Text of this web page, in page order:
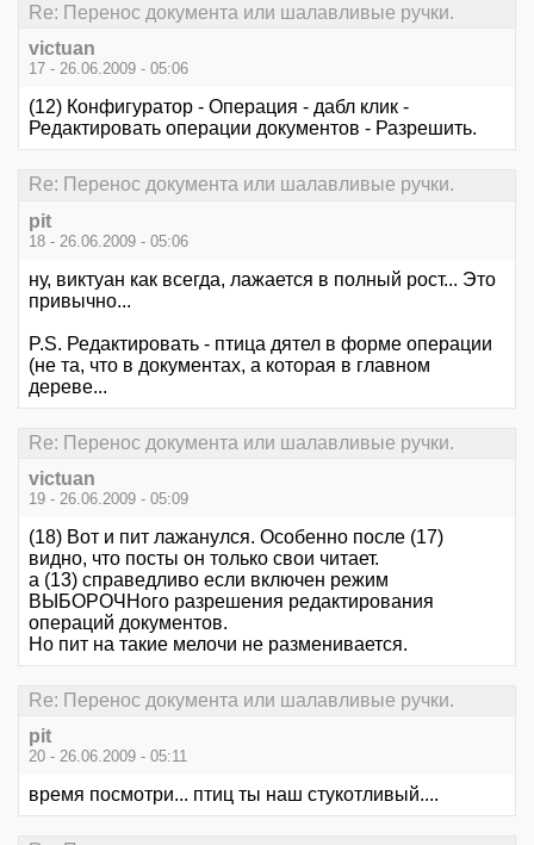
Re: Перенос документа или шалавливые ручки.
victuan
17 - 26.06.2009 - 05:06
(12) Конфигуратор - Операция - дабл клик -
Редактировать операции документов - Разрешить.
Re: Перенос документа или шалавливые ручки.
pit
18 - 26.06.2009 - 05:06
ну, виктуан как всегда, лажается в полный рост... Это
привычно...
P.S. Редактировать - птица дятел в форме операции
(не та, что в документах, а которая в главном
дереве...
Re: Перенос документа или шалавливые ручки.
victuan
19 - 26.06.2009 - 05:09
(18) Вот и пит лажанулся. Особенно после (17)
видно, что посты он только свои читает.
а (13) справедливо если включен режим
ВЫБОРОЧНого разрешения редактирования
операций документов.
Но пит на такие мелочи не разменивается.
Re: Перенос документа или шалавливые ручки.
pit
20 - 26.06.2009 - 05:11
время посмотри... птиц ты наш стукотливый....